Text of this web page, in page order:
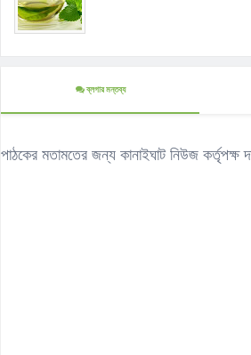
ব্লগার মন্তব্য
পাঠকের মতামতের জন্য কানাইঘাট নিউজ কর্তৃপক্ষ